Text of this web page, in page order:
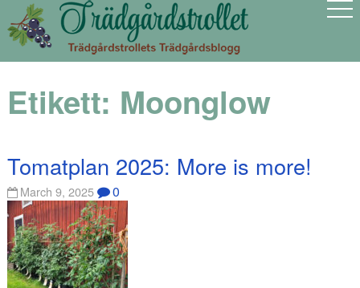
Etikett: Moonglow
Tomatplan 2025: More is more!
March 9, 2025 0